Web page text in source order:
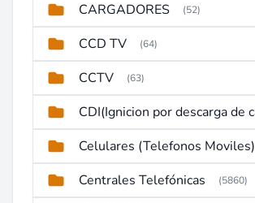
CARGADORES (52)
CCD TV (64)
CCTV (63)
Celulares (Telefonos Moviles)
Centrales Telefónicas (5860)